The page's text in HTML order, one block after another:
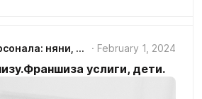
GUESTIA агентство по подбору персонала: няни, домработницы, сиделки СПб/ Колпино/Рыбацкое February 1, 2024
услиги, дети.